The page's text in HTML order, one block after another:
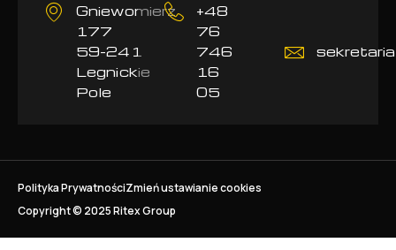
Gniewomierz
177
59-241
Legnickie
Pole
+48
76
746
16
05
Copyright © 2025 Ritex Group
Polityka PrywatnościZmień ustawianie cookies